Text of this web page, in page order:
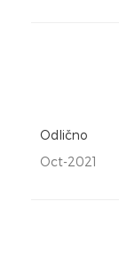
Odlično
Oct-2021